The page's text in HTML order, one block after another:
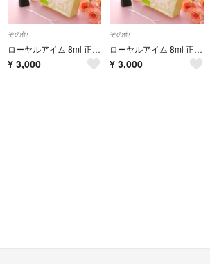
その他
ローヤルアイム 8ml 正規品 新品未使用
¥ 3,000
その他
ローヤルアイム 8ml 正規品 新品未使用
¥ 3,000